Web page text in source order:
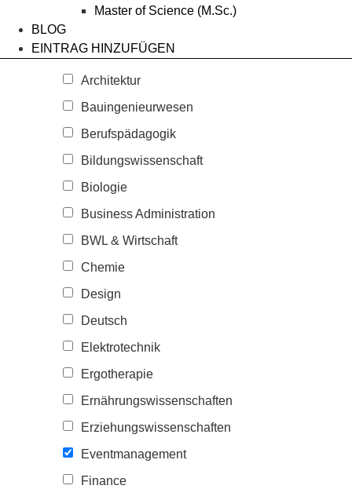
Master of Science (M.Sc.)
BLOG
EINTRAG HINZUFÜGEN
Architektur
Bauingenieurwesen
Berufspädagogik
Bildungswissenschaft
Biologie
Business Administration
BWL & Wirtschaft
Chemie
Design
Deutsch
Elektrotechnik
Ergotherapie
Ernährungswissenschaften
Erziehungswissenschaften
Eventmanagement
Finance